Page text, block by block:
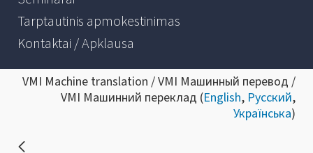
Tarptautinis apmokestinimas
Kontaktai / Apklausa
VMI Machine translation / VMI Машинный перевод /
VMI Машинний переклад (English, Русский,
Українська)